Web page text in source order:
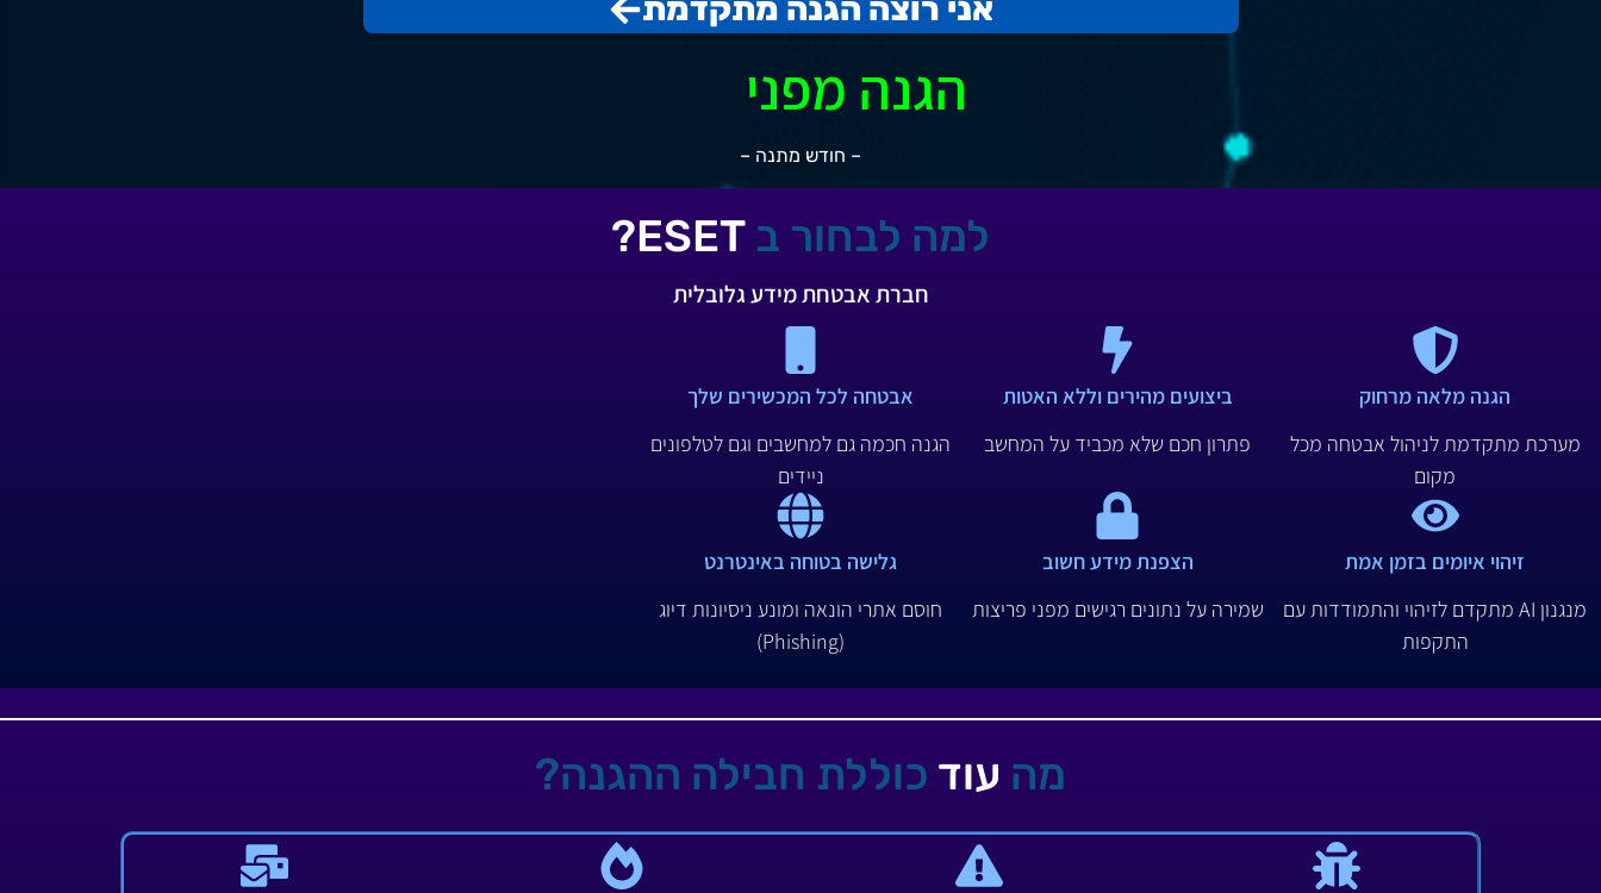
אני רוצה הגנה מתקדמת
הגנה מפני
– חודש מתנה –
למה לבחור ב ESET?
חברת אבטחת מידע גלובלית
הגנה מלאה מרחוק
מערכת מתקדמת לניהול אבטחה מכל
מקום
ביצועים מהירים וללא האטות
פתרון חכם שלא מכביד על המחשב
אבטחה לכל המכשירים שלך
הגנה חכמה גם למחשבים וגם לטלפונים
ניידים
זיהוי איומים בזמן אמת
מנגנון AI מתקדם לזיהוי והתמודדות עם
התקפות
הצפנת מידע חשוב
שמירה על נתונים רגישים מפני פריצות
גלישה בטוחה באינטרנט
חוסם אתרי הונאה ומונע ניסיונות דיוג
(Phishing)
מה עוד כוללת חבילה ההגנה?